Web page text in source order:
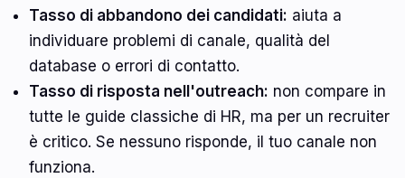
Tasso di abbandono dei candidati: aiuta a
individuare problemi di canale, qualità del
database o errori di contatto.
Tasso di risposta nell'outreach: non compare in
tutte le guide classiche di HR, ma per un recruiter
è critico. Se nessuno risponde, il tuo canale non
funziona.